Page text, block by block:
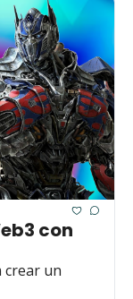
con
crear un